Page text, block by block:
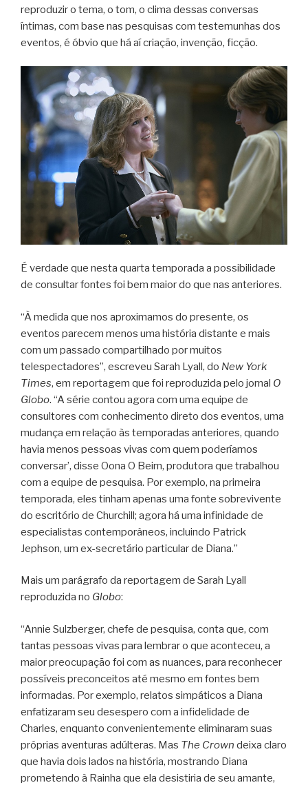
reproduzir o tema, o tom, o clima dessas conversas
íntimas, com base nas pesquisas com testemunhas dos
eventos, é óbvio que há aí criação, invenção, ficção.
É verdade que nesta quarta temporada a possibilidade
de consultar fontes foi bem maior do que nas anteriores.
“À medida que nos aproximamos do presente, os
eventos parecem menos uma história distante e mais
com um passado compartilhado por muitos
telespectadores”, escreveu Sarah Lyall, do New York
Times, em reportagem que foi reproduzida pelo jornal O
Globo. “A série contou agora com uma equipe de
consultores com conhecimento direto dos eventos, uma
mudança em relação às temporadas anteriores, quando
havia menos pessoas vivas com quem poderíamos
conversar’, disse Oona O Beirn, produtora que trabalhou
com a equipe de pesquisa. Por exemplo, na primeira
temporada, eles tinham apenas uma fonte sobrevivente
do escritório de Churchill; agora há uma infinidade de
especialistas contemporâneos, incluindo Patrick
Jephson, um ex-secretário particular de Diana.”
Mais um parágrafo da reportagem de Sarah Lyall
reproduzida no Globo:
“Annie Sulzberger, chefe de pesquisa, conta que, com
tantas pessoas vivas para lembrar o que aconteceu, a
maior preocupação foi com as nuances, para reconhecer
possíveis preconceitos até mesmo em fontes bem
informadas. Por exemplo, relatos simpáticos a Diana
enfatizaram seu desespero com a infidelidade de
Charles, enquanto convenientemente eliminaram suas
próprias aventuras adúlteras. Mas The Crown deixa claro
que havia dois lados na história, mostrando Diana
prometendo à Rainha que ela desistiria de seu amante,